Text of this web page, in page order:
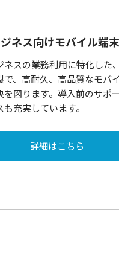
ネス向けモバイル端
ネスの業務利用に特化した
で、高耐久、高品質なモバ
を図ります。導入前のサポ
も充実しています。
詳細はこちら